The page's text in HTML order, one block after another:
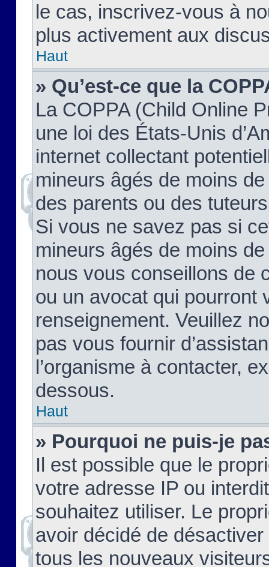
le cas, inscrivez-vous à
plus activement aux
Haut
» Qu’est-ce que la
La COPPA (Child Online
une loi des États-Unis
internet collectant
mineurs âgés de moins
des parents ou des
Si vous ne savez pas si
mineurs âgés de moins
nous vous conseillons de
ou un avocat qui pourront
renseignement. Veuillez
pas vous fournir
l’organisme à contacter,
dessous.
Haut
» Pourquoi ne puis-je
Il est possible que le
votre adresse IP ou
souhaitez utiliser. Le
avoir décidé de
tous les nouveaux